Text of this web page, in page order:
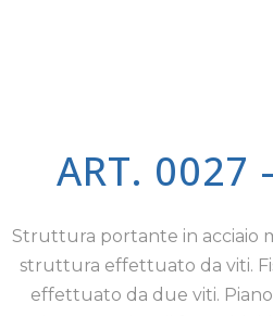
ART. 0027
Struttura portante in acciaio
struttura effettuato da viti.
effettuato da due viti.